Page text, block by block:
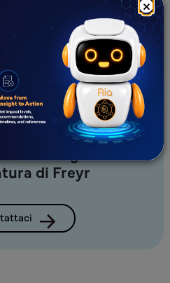
×
per adattarsi ai
di immissione sul
le strategie di
di Freyr